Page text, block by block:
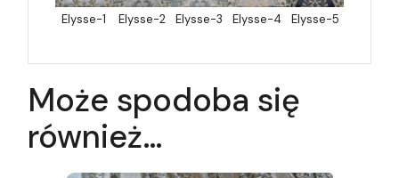
Elysse-1 Elysse-2 Elysse-3 Elysse-4 Elysse-5
Może spodoba się
również…